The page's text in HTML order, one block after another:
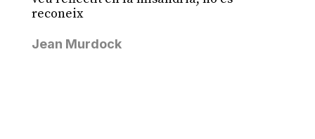
reconeix
Jean Murdock